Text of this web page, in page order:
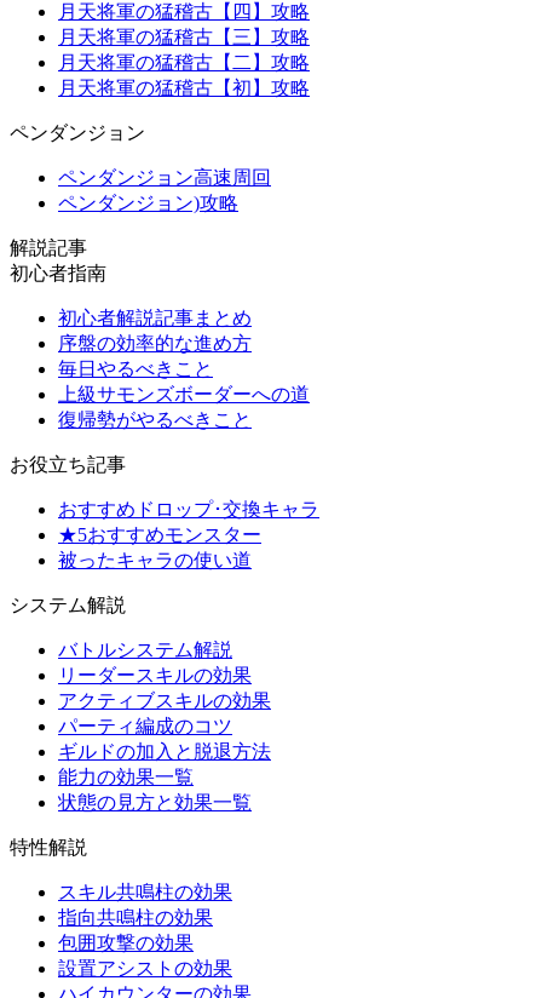
月天将軍の猛稽古【四】攻略
月天将軍の猛稽古【三】攻略
月天将軍の猛稽古【二】攻略
月天将軍の猛稽古【初】攻略
ペンダンジョン
ペンダンジョン高速周回
ペンダンジョン)攻略
解説記事
初心者指南
初心者解説記事まとめ
序盤の効率的な進め方
毎日やるべきこと
上級サモンズボーダーへの道
復帰勢がやるべきこと
お役立ち記事
おすすめドロップ･交換キャラ
★5おすすめモンスター
被ったキャラの使い道
システム解説
バトルシステム解説
リーダースキルの効果
アクティブスキルの効果
パーティ編成のコツ
ギルドの加入と脱退方法
能力の効果一覧
状態の見方と効果一覧
特性解説
スキル共鳴柱の効果
指向共鳴柱の効果
包囲攻撃の効果
設置アシストの効果
ハイカウンターの効果